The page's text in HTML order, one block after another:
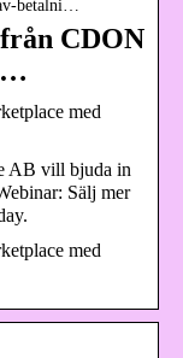
betalni…
CDON
…
med
AB vill bjuda in
Sälj mer
med